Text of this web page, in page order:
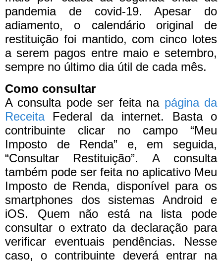
pandemia de covid-19. Apesar do
adiamento, o calendário original de
restituição foi mantido, com cinco lotes
a serem pagos entre maio e setembro,
sempre no último dia útil de cada mês.
Como consultar
A consulta pode ser feita napágina da
ReceitaFederal da internet. Basta o
contribuinte clicar no campo “Meu
Imposto de Renda” e, em seguida,
“Consultar Restituição”. A consulta
também pode ser feita no aplicativo Meu
Imposto de Renda, disponível para os
smartphones dos sistemas Android e
iOS. Quem não está na lista pode
consultar o extrato da declaração para
verificar eventuais pendências. Nesse
caso, o contribuinte deverá entrar na